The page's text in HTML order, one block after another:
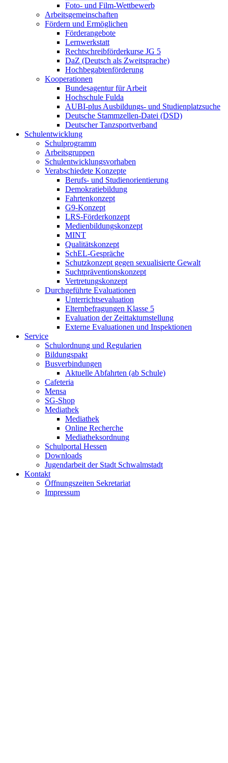
Foto- und Film-Wettbewerb
Arbeitsgemeinschaften
Fördern und Ermöglichen
Förderangebote
Lernwerkstatt
Rechtschreibförderkurse JG 5
DaZ (Deutsch als Zweitsprache)
Hochbegabtenförderung
Kooperationen
Bundesagentur für Arbeit
Hochschule Fulda
AUBI-plus Ausbildungs- und Studienplatzsuche
Deutsche Stammzellen-Datei (DSD)
Deutscher Tanzsportverband
Schulentwicklung
Schulprogramm
Arbeitsgruppen
Schulentwicklungsvorhaben
Verabschiedete Konzepte
Berufs- und Studienorientierung
Demokratiebildung
Fahrtenkonzept
G9-Konzept
LRS-Förderkonzept
Medienbildungskonzept
MINT
Qualitätskonzept
SchEL-Gespräche
Schutzkonzept gegen sexualisierte Gewalt
Suchtpräventionskonzept
Vertretungskonzept
Durchgeführte Evaluationen
Unterrichtsevaluation
Elternbefragungen Klasse 5
Evaluation der Zeittaktumstellung
Externe Evaluationen und Inspektionen
Service
Schulordnung und Regularien
Bildungspakt
Busverbindungen
Aktuelle Abfahrten (ab Schule)
Cafeteria
Mensa
SG-Shop
Mediathek
Mediathek
Online Recherche
Mediatheksordnung
Schulportal Hessen
Downloads
Jugendarbeit der Stadt Schwalmstadt
Kontakt
Öffnungszeiten Sekretariat
Impressum